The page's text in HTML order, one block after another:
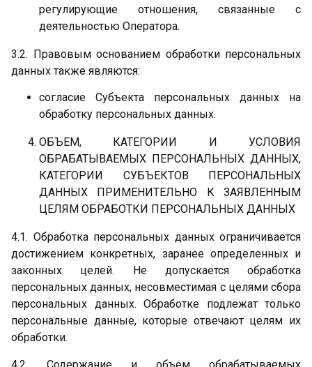
регулирующие отношения, связанные с
деятельностью Оператора.
3.2. Правовым основанием обработки персональных
данных также являются:
согласие Субъекта персональных данных на
обработку персональных данных.
ОБЪЕМ, КАТЕГОРИИ И УСЛОВИЯ
ОБРАБАТЫВАЕМЫХ ПЕРСОНАЛЬНЫХ ДАННЫХ,
КАТЕГОРИИ СУБЪЕКТОВ ПЕРСОНАЛЬНЫХ
ДАННЫХ ПРИМЕНИТЕЛЬНО К ЗАЯВЛЕННЫМ
ЦЕЛЯМ ОБРАБОТКИ ПЕРСОНАЛЬНЫХ ДАННЫХ
4.1. Обработка персональных данных ограничивается
достижением конкретных, заранее определенных и
законных целей. Не допускается обработка
персональных данных, несовместимая с целями сбора
персональных данных. Обработке подлежат только
персональные данные, которые отвечают целям их
обработки.
4.2. Содержание и объем обрабатываемых